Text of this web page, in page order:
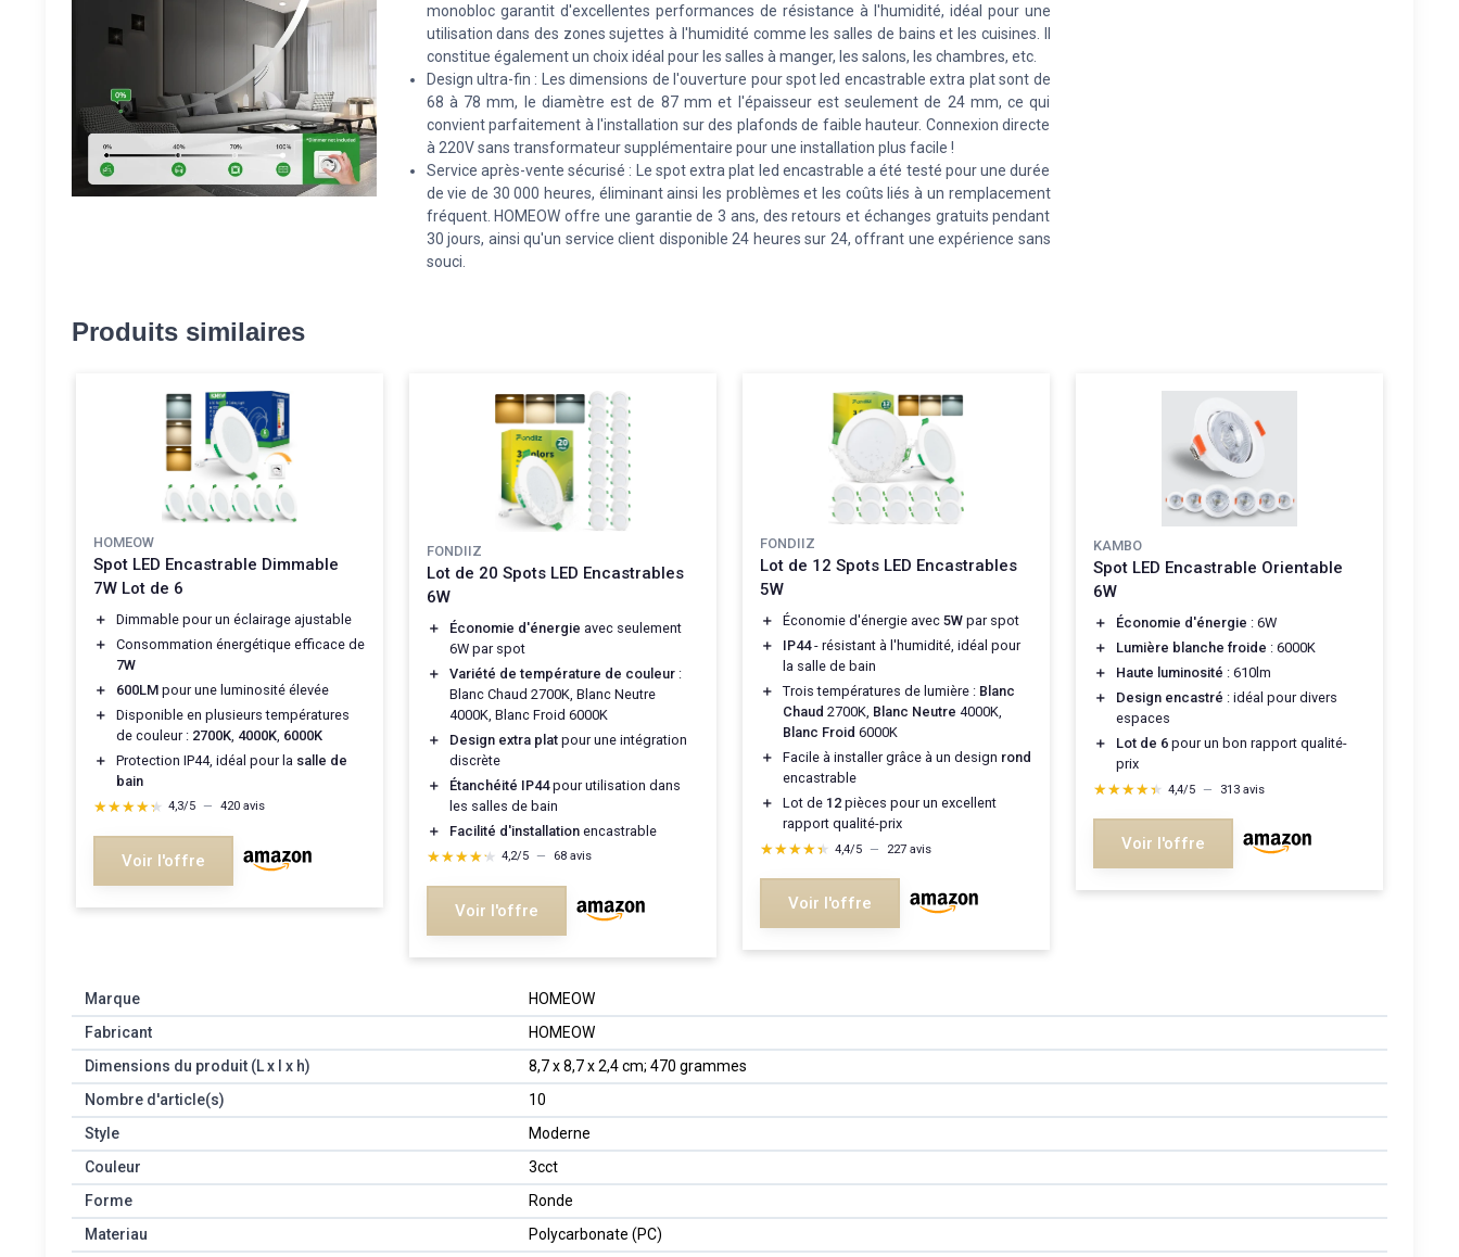
monobloc garantit d'excellentes performances de résistance à l'humidité, idéal pour une
utilisation dans des zones sujettes à l'humidité comme les salles de bains et les cuisines. Il
constitue également un choix idéal pour les salles à manger, les salons, les chambres, etc.
Design ultra-fin : Les dimensions de l'ouverture pour spot led encastrable extra plat sont de
68 à 78 mm, le diamètre est de 87 mm et l'épaisseur est seulement de 24 mm, ce qui
convient parfaitement à l'installation sur des plafonds de faible hauteur. Connexion directe
à 220V sans transformateur supplémentaire pour une installation plus facile !
Service après-vente sécurisé : Le spot extra plat led encastrable a été testé pour une durée
de vie de 30 000 heures, éliminant ainsi les problèmes et les coûts liés à un remplacement
fréquent. HOMEOW offre une garantie de 3 ans, des retours et échanges gratuits pendant
30 jours, ainsi qu'un service client disponible 24 heures sur 24, offrant une expérience sans
souci.
Produits similaires
HOMEOW
Spot LED Encastrable Dimmable
7W Lot de 6
＋
Dimmable pour un éclairage ajustable
＋
Consommation énergétique efficace de
7W
＋
600LM pour une luminosité élevée
＋
Disponible en plusieurs températures
de couleur : 2700K 4000K 6000K
＋
Protection IP44, idéal pour la salle de
bain
★★★★★
★★★★★ 4,3/5 — 420 avis
Voir l'offre
FONDIIZ
Lot de 20 Spots LED Encastrables
6W
＋ Économie d'énergie avec seulement
6W par spot
＋
Variété de température de couleur :
Blanc Chaud 2700K, Blanc Neutre
4000K, Blanc Froid 6000K
＋
Design extra plat pour une intégration
discrète
＋
Étanchéité IP44pour utilisation dans
les salles de bain
＋
Facilité d'installation encastrable
★★★★★
★★★★★ 4,2/5 — 68 avis
Voir l'offre
FONDIIZ
Lot de 12 Spots LED Encastrables
5W
＋ Économie d'énergie avec 5W par spot
＋
IP44- résistant à l'humidité, idéal pour
la salle de bain
＋
Trois températures de lumière : Blanc
Chaud 2700K, Blanc Neutre 4000K,
Blanc Froid 6000K
＋
Facile à installer grâce à un design rond
encastrable
＋
Lot de 12 pièces pour un excellent
rapport qualité-prix
★★★★★
★★★★★ 4,4/5 — 227 avis
Voir l'offre
KAMBO
Spot LED Encastrable Orientable
6W
＋ Économie d'énergie : 6W
＋
Lumière blanche froide : 6000K
＋
Haute luminosité : 610lm
＋
Design encastré : idéal pour divers
espaces
＋
Lot de 6 pour un bon rapport qualité-
prix
★★★★★
★★★★★ 4,4/5 — 313 avis
Voir l'offre
Marque
‎HOMEOW
Fabricant
‎HOMEOW
Dimensions du produit (L x l x h)
‎8,7 x 8,7 x 2,4 cm; 470 grammes
Nombre d'article(s)
‎10
Style
‎Moderne
Couleur
‎3cct
Forme
‎Ronde
Materiau
‎Polycarbonate (PC)